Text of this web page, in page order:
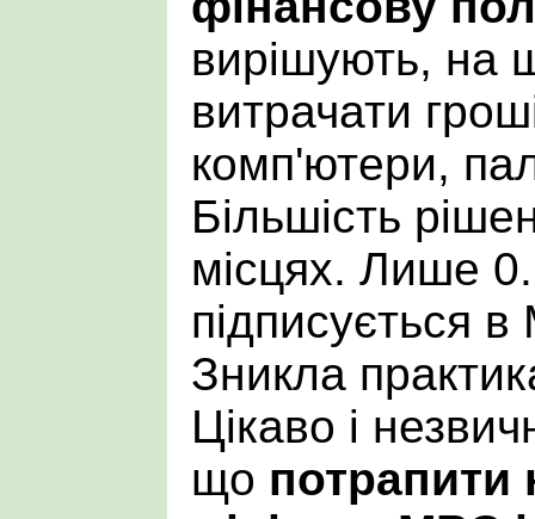
вирішують, на
витрачати
комп'ютери,
Більшість
місцях. Лише
підписується в
Зникла
Цікаво і
що